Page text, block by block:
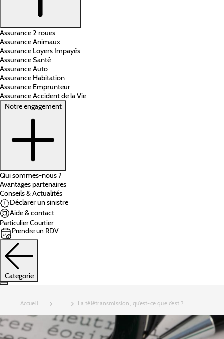
Assurance 2 roues
Assurance Animaux
Assurance Loyers Impayés
Assurance Santé
Assurance Auto
Assurance Habitation
Assurance Emprunteur
Assurance Accident de la Vie
Notre engagement
Qui sommes-nous ?
Avantages partenaires
Conseils & Actualités
Déclarer un sinistre
Aide & contact
ParticulierCourtier
Prendre un RDV
Categorie
Accueil ... La télétransmission, qu’est-ce que c’est ?